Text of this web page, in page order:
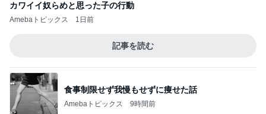
カワイイ奴らめと思った子の行動
Amebaトピックス 1日前
記事を読む
食事制限せず我慢もせずに痩せた話
Amebaトピックス 9時間前